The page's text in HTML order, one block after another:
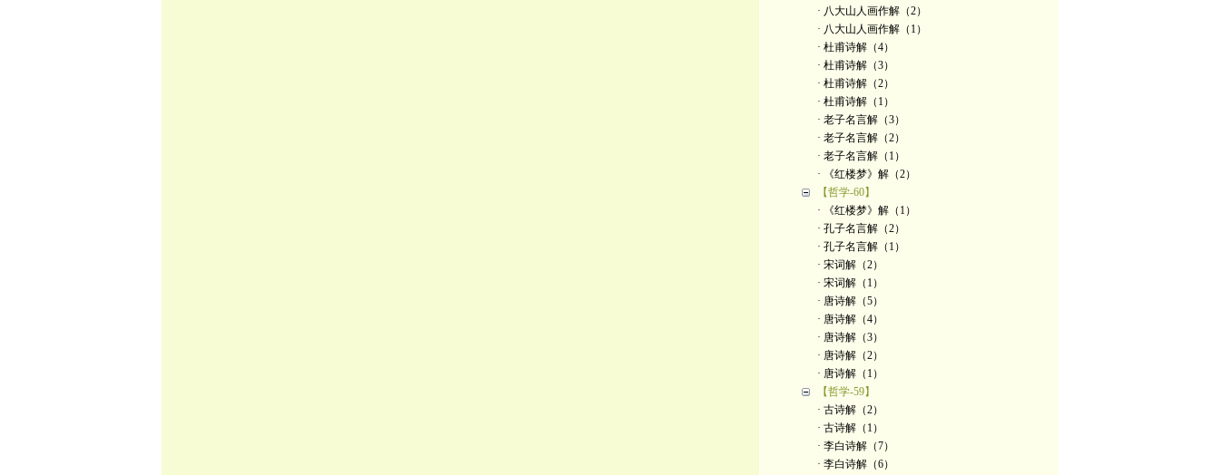
· 八大山人画作解（2）
· 八大山人画作解（1）
· 杜甫诗解（4）
· 杜甫诗解（3）
· 杜甫诗解（2）
· 杜甫诗解（1）
· 老子名言解（3）
· 老子名言解（2）
· 老子名言解（1）
· 《红楼梦》解（2）
【哲学-60】
· 《红楼梦》解（1）
· 孔子名言解（2）
· 孔子名言解（1）
· 宋词解（2）
· 宋词解（1）
· 唐诗解（5）
· 唐诗解（4）
· 唐诗解（3）
· 唐诗解（2）
· 唐诗解（1）
【哲学-59】
· 古诗解（2）
· 古诗解（1）
· 李白诗解（7）
· 李白诗解（6）